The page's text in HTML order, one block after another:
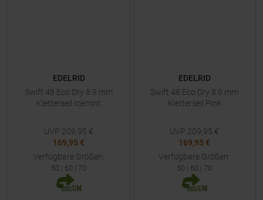
EDELRID
Swift 48 Eco Dry 8.9 mm
Kletterseil Icemint
UVP 209,95 €
169,95 €
Verfügbare Größen:
50 | 60 | 70
EDELRID
Swift 48 Eco Dry 8.9 mm
Kletterseil Pink
UVP 209,95 €
169,95 €
Verfügbare Größen:
50 | 60 | 70